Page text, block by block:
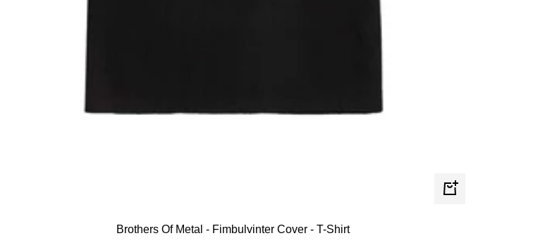
Schnellansicht
Brothers Of Metal - Fimbulvinter Cover - T-Shirt